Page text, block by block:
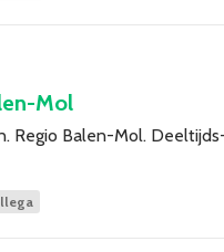
Mol
Regio Balen-Mol.